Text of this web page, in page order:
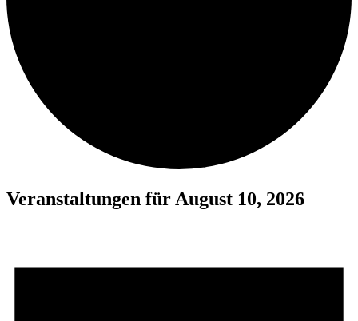
Veranstaltungen für August 10, 2026